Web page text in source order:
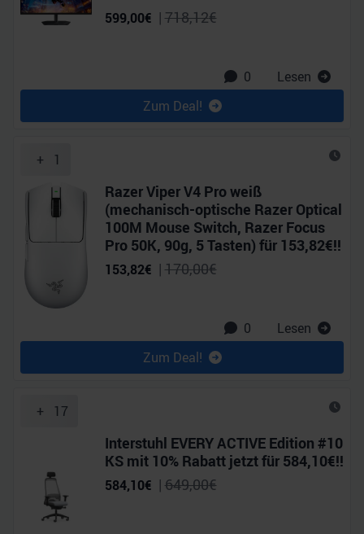
599,00€ | 718,12€
0
Lesen
Zum Deal!
+ 1
Razer Viper V4 Pro weiß
(mechanisch-optische Razer Optical
100M Mouse Switch, Razer Focus
Pro 50K, 90g, 5 Tasten) für 153,82€!!
153,82€ | 170,00€
0
Lesen
Zum Deal!
+ 17
Interstuhl EVERY ACTIVE Edition #10
KS mit 10% Rabatt jetzt für 584,10€!!
584,10€ | 649,00€